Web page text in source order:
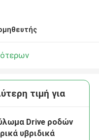
τιμή για
Drive ροδών
υβριδικά